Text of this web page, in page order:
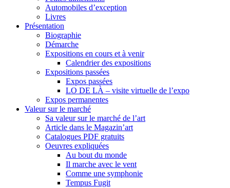
Automobiles d’exception
Livres
Présentation
Biographie
Démarche
Expositions en cours et à venir
Calendrier des expositions
Expositions passées
Expos passées
LO DE LÀ – visite virtuelle de l’expo
Expos permanentes
Valeur sur le marché
Sa valeur sur le marché de l’art
Article dans le Magazin’art
Catalogues PDF gratuits
Oeuvres expliquées
Au bout du monde
Il marche avec le vent
Comme une symphonie
Tempus Fugit